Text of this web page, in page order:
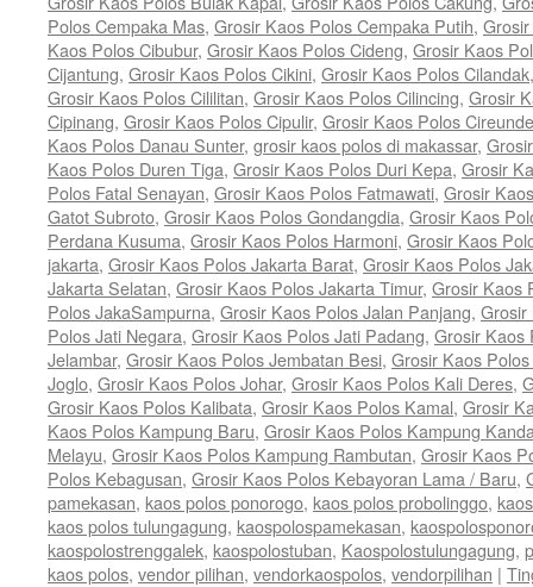
Polos Cempaka Mas, Grosir Kaos Polos Cempaka Putih,
Kaos Polos Cibubur, Grosir Kaos Polos Cideng, Grosir Kaos
Cijantung, Grosir Kaos Polos Cikini, Grosir Kaos Polos Cilandak
Grosir Kaos Polos Cililitan, Grosir Kaos Polos Cilincing, Grosir
Cipinang, Grosir Kaos Polos Cipulir, Grosir Kaos Polos
Kaos Polos Danau Sunter, grosir kaos polos di makassar,
Kaos Polos Duren Tiga, Grosir Kaos Polos Duri Kepa, Grosir
Polos Fatal Senayan, Grosir Kaos Polos Fatmawati, Grosir
Gatot Subroto, Grosir Kaos Polos Gondangdia, Grosir Kaos
Perdana Kusuma, Grosir Kaos Polos Harmoni, Grosir Kaos
jakarta, Grosir Kaos Polos Jakarta Barat, Grosir Kaos Polos
Jakarta Selatan, Grosir Kaos Polos Jakarta Timur, Grosir Kaos
Polos JakaSampurna, Grosir Kaos Polos Jalan Panjang, Grosir
Polos Jati Negara, Grosir Kaos Polos Jati Padang, Grosir Kaos
Jelambar, Grosir Kaos Polos Jembatan Besi, Grosir Kaos
Joglo, Grosir Kaos Polos Johar, Grosir Kaos Polos Kali Deres,
Grosir Kaos Polos Kalibata, Grosir Kaos Polos Kamal, Grosir
Kaos Polos Kampung Baru, Grosir Kaos Polos Kampung
Melayu, Grosir Kaos Polos Kampung Rambutan, Grosir Kaos
Polos Kebagusan, Grosir Kaos Polos Kebayoran Lama / Baru,
pamekasan, kaos polos ponorogo, kaos polos probolinggo,
kaos polos tulungagung, kaospolospamekasan,
kaospolostrenggalek, kaospolostuban, Kaospolostulungagung,
kaos polos, vendor pilihan, vendorkaospolos, vendorpilihan |